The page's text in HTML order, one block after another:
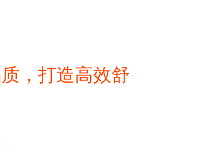
，打造高效舒